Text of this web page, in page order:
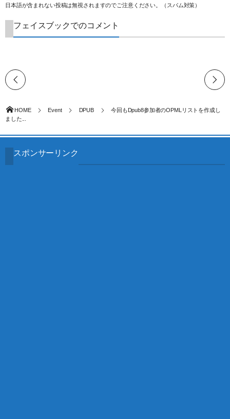
日本語が含まれない投稿は無視されますのでご注意ください。（スパム対策）
フェイスブックでのコメント
HOME Event DPUB
今回もDpub8参加者のOPMLリストを作成し
ました...
スポンサーリンク